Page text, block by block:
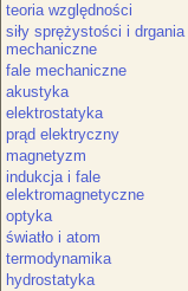
teoria względności
siły sprężystości i drgania
mechaniczne
fale mechaniczne
akustyka
elektrostatyka
prąd elektryczny
magnetyzm
indukcja i fale
elektromagnetyczne
optyka
światło i atom
termodynamika
hydrostatyka